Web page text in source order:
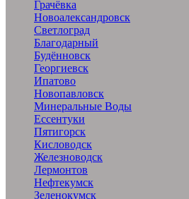
Грачёвка
Новоалександровск
Светлоград
Благодарный
Будённовск
Георгиевск
Ипатово
Новопавловск
Минеральные Воды
Ессентуки
Пятигорск
Кисловодск
Железноводск
Лермонтов
Нефтекумск
Зеленокумск